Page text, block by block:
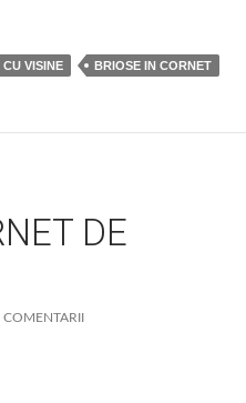
CU VISINE BRIOSE IN CORNET
DE
COMENTARII